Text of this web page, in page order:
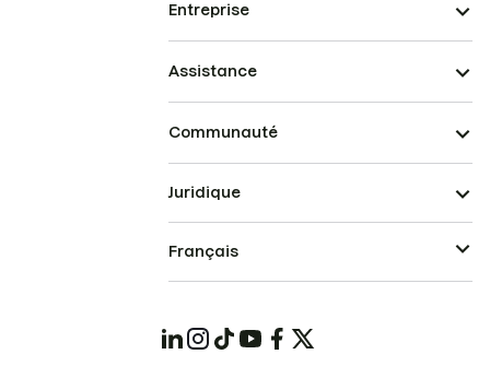
Entreprise
Assistance
Communauté
Juridique
Français